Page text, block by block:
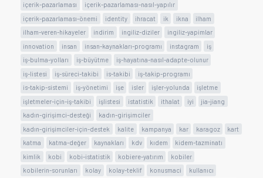
içerik-pazarlaması
içerik-pazarlaması-nasıl-yapılır
içerik-pazarlaması-önemi
identity ihracat ik ikna
ilham
ilham-veren-hikayeler
indirim ingiliz-diziler
ingiliz-yapimlar
innovation
insan insan-kaynakları-programı instagram
iş
iş-bulma-yolları
iş-büyütme
iş-hayatına-nasıl-adapte-olunur
iş-listesi
iş-süreci-takibi is-takibi
iş-takip-programı
is-takip-sistemi
iş-yönetimi işe isler işler-yolunda
işletme
işletmeler-için-iş-takibi
işlistesi istatistik ithalat iyi
jia-jiang
kadın-girişimci-desteği
kadın-girişimciler
kadın-girişimciler-için-destek
kalite kampanya kar karagoz
kart
katma
katma-değer kaynakları kdv kıdem
kidem-tazminatı
kimlik
kobi kobi-istatistik kobiere-yatırım
kobiler
kobilerin-sorunları
kolay kolay-teklif konusmaci
kullanıcı